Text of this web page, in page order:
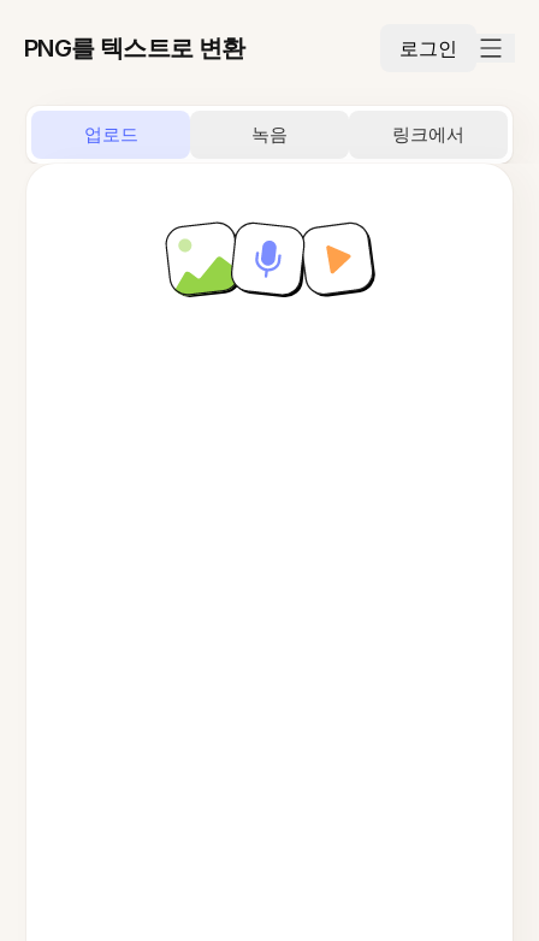
PNG를 텍스트로 변환 로그인
업로드 녹음 링크에서